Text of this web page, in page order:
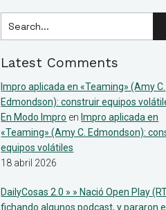
Latest Comments
Impro aplicada en «Teaming» (Amy C.
Edmondson): construir equipos
En Modo Impro en Impro aplicada en
«Teaming» (Amy C. Edmondson):
equipos volátiles
18 abril 2026
DailyCosas 2.0 » » Nació Open Play
fichando algunos podcast, y pararon